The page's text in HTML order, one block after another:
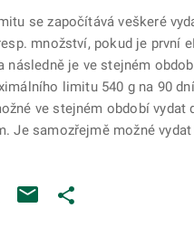
se započítává veškeré
množství, pokud je první
následně je ve stejném
limitu 540 g na 90
ve stejném období
Je samozřejmě možné
na nové kartě
se otevře na nové kartě
Odkaz se otevře na nové